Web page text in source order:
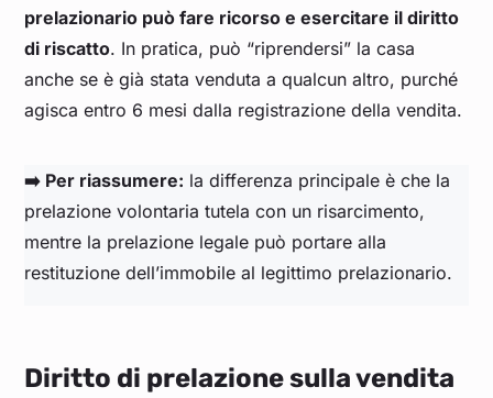
prelazionario può fare ricorso e esercitare il diritto
di riscatto. In pratica, può “riprendersi” la casa
anche se è già stata venduta a qualcun altro, purché
agisca entro 6 mesi dalla registrazione della vendita.
➡️ Per riassumere: la differenza principale è che la
prelazione volontaria tutela con un risarcimento,
mentre la prelazione legale può portare alla
restituzione dell’immobile al legittimo prelazionario.
Diritto di prelazione sulla vendita